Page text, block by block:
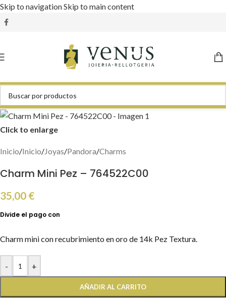
Skip to navigationSkip to main content
Click to enlarge
Inicio/Inicio/Joyas/Pandora/Charms
Charm Mini Pez – 764522C00
35,00 €
Charm mini con recubrimiento en oro de 14k Pez Textura.
- +
AÑADIR AL CARRITO